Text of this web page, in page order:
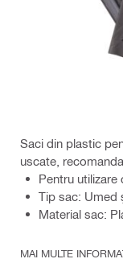
Saci din plastic
uscate,
Pentru utilizare
Tip sac: Umed
Material sac:
MAI MULTE